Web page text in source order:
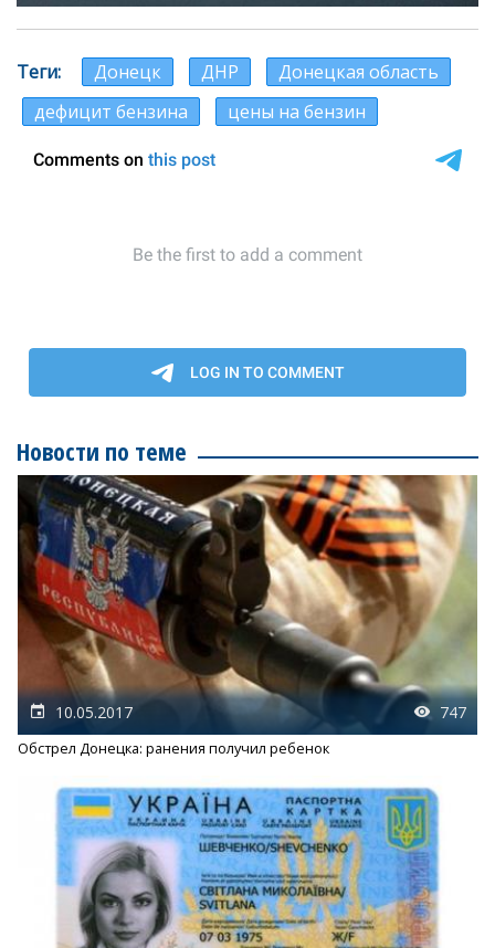
Теги Донецк ДНР
Донецкая область
дефицит бензина
цены на бензин
Новости по теме
10.05.2017 747
Обстрел Донецка: ранения получил ребенок